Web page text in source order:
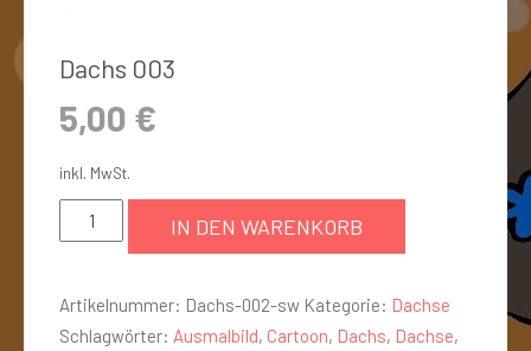
Dachs 003
5,00 €
inkl. MwSt.
IN DEN WARENKORB
Artikelnummer: Dachs-002-sw Kategorie: Dachse
Schlagwörter: Ausmalbild, Cartoon, Dachs, Dachse,